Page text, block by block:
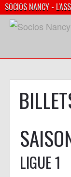
SOCIOS NANCY -
LIGUE 1